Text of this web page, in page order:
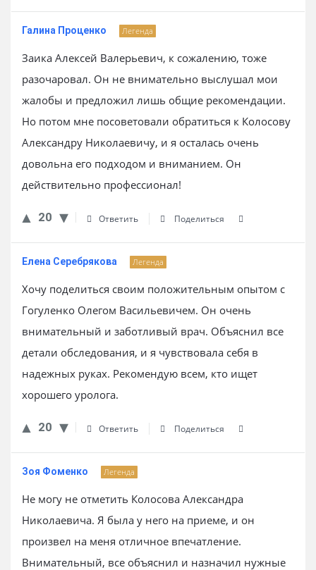
Галина Проценко Легенда
Заика Алексей Валерьевич, к сожалению, тоже
разочаровал. Он не внимательно выслушал мои
жалобы и предложил лишь общие рекомендации.
Но потом мне посоветовали обратиться к Колосову
Александру Николаевичу, и я осталась очень
довольна его подходом и вниманием. Он
действительно профессионал!
20 Ответить Поделиться
Елена Серебрякова Легенда
Хочу поделиться своим положительным опытом с
Гогуленко Олегом Васильевичем. Он очень
внимательный и заботливый врач. Объяснил все
детали обследования, и я чувствовала себя в
надежных руках. Рекомендую всем, кто ищет
хорошего уролога.
20 Ответить Поделиться
Зоя Фоменко Легенда
Не могу не отметить Колосова Александра
Николаевича. Я была у него на приеме, и он
произвел на меня отличное впечатление.
Внимательный, все объяснил и назначил нужные